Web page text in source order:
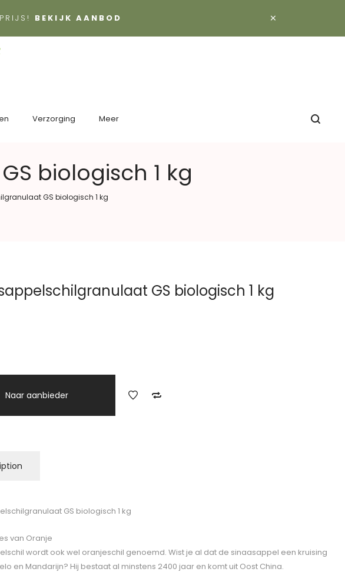
×
BEKIJK AANBOD
Verzorging Meer
biologisch 1 kg
GS biologisch 1 kg
GS biologisch 1 kg
Naar aanbieder
GS biologisch 1 kg
van Oranje
wordt ook wel oranjeschil genoemd. Wist je al dat de sinaasappel een kruising
en Mandarijn? Hij bestaat al minstens 2400 jaar en komt uit Oost China.